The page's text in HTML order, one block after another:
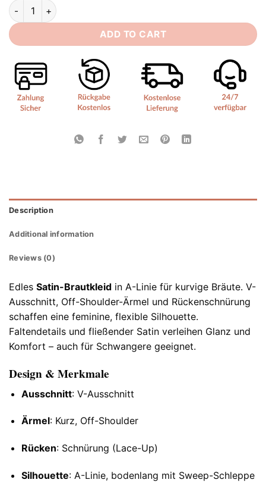
Brautkleid Satin Große Größen quantity
ADD TO CART
Description
Additional information
Reviews (0)
Edles Satin-Brautkleid in A-Linie für kurvige Bräute. V-
Ausschnitt, Off-Shoulder-Ärmel und Rückenschnürung
schaffen eine feminine, flexible Silhouette.
Faltendetails und fließender Satin verleihen Glanz und
Komfort – auch für Schwangere geeignet.
Design & Merkmale
Ausschnitt: V-Ausschnitt
Ärmel: Kurz, Off-Shoulder
Rücken: Schnürung (Lace-Up)
Silhouette: A-Linie, bodenlang mit Sweep-Schleppe